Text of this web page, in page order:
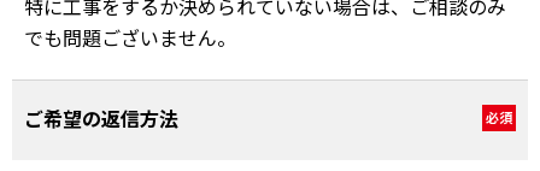
特に工事をするか決められていない場合は、ご相談のみ
でも問題ございません。
ご希望の返信方法 必須